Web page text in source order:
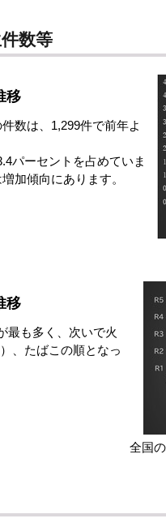
数等
移
数は、1,299件で前年よ
パーセントを占めていま
加傾向にあります。
全国
移
最も多く、次いで火
、たばこの順となっ